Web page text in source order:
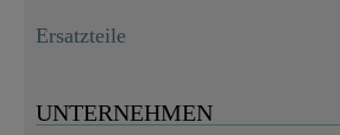
Ersatzteile
UNTERNEHMEN